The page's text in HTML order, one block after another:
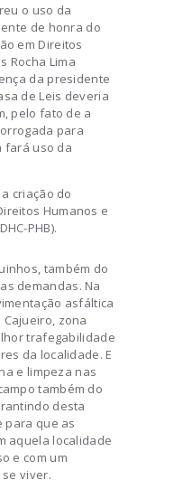
o uso da
de honra do
em Direitos
Rocha Lima
da presidente
de Leis deveria
pelo fato de a
para
fará uso da
criação do
Humanos e
PHB).
também do
demandas. Na
asfáltica
zona
trafegabilidade
da localidade. E
e limpeza nas
também do
desta
para que as
aquela localidade
e com um
viver.